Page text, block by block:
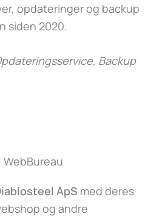
opdateringer og backup
siden 2020.
Backup
ApS med deres
og andre